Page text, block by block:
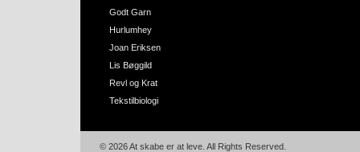
Godt Garn
Hurlumhey
Joan Eriksen
Lis Bøggild
Revl og Krat
Tekstilbiologi
© 2026 At skabe er at leve. All Rights Reserved.